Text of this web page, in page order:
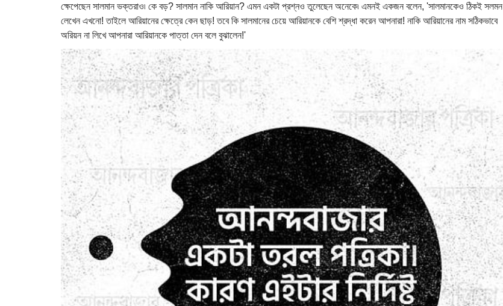
ক্ষেপেছেন সালমান ভক্তরাও৷ কে বড়? সালমান নাকি আরিয়ান? এমন একটা প্রশ্নও তুলেছেন অনেকে৷ এমনই একজন বলেন, 'সালমানকেও ঠিকই সলমন
লেখেন এখনো! তাইলে আরিয়ানের ক্ষেত্রে কেন ছাড়! তবে কি সালমানের চেয়ে আরিয়ানকে বেশি শ্রদ্ধা করেন আপনারা! নাকি আরিয়ানের নাম সঠিকভাবে
অরিয়ন না লিখে আপনারা আরিয়ানকে পাত্তা দেন বলে বুঝালেন!'